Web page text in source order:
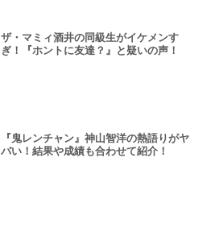
ザ・マミィ酒井の同級生がイケメンす
ぎ！『ホントに友達？』と疑いの声！
『鬼レンチャン』神山智洋の熱語りがヤ
バい！結果や成績も合わせて紹介！